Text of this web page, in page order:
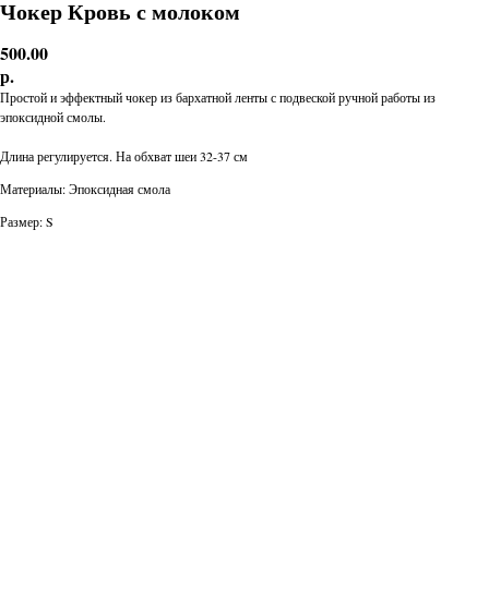
Чокер Кровь с молоком
500.00
р.
Простой и эффектный чокер из бархатной ленты с подвеской ручной работы из
эпоксидной смолы.
Длина регулируется. На обхват шеи 32-37 см
Материалы: Эпоксидная смола
Размер: S